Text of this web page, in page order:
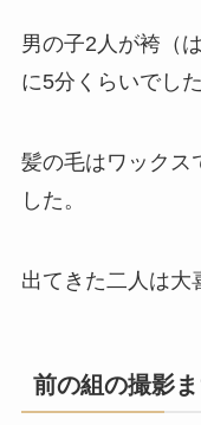
男の子2人が袴（
に5分くらいでした
髪の毛はワックス
した。
出てきた二人は大
前の組の撮影